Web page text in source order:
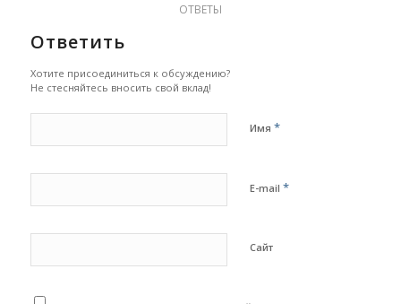
ОТВЕТЫ
Ответить
Хотите присоединиться к обсуждению?
Не стесняйтесь вносить свой вклад!
Имя *
E-mail *
Сайт